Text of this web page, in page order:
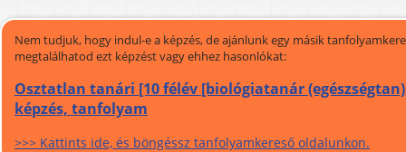
Nem tudjuk, hogy indul-e a képzés, de ajánlunk egy másik
megtalálhatod ezt képzést vagy ehhez hasonlókat:
Osztatlan tanári [10 félév [biológiatanár
képzés, tanfolyam
>>> Kattints ide, és böngéssz tanfolyamkereső oldalunkon.